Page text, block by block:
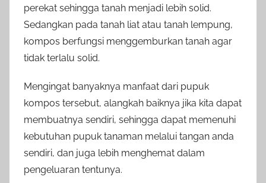
perekat sehingga tanah menjadi lebih solid.
Sedangkan pada tanah liat atau tanah lempung,
kompos berfungsi menggemburkan tanah agar
tidak terlalu solid.
Mengingat banyaknya manfaat dari pupuk
kompos tersebut, alangkah baiknya jika kita dapat
membuatnya sendiri, sehingga dapat memenuhi
kebutuhan pupuk tanaman melalui tangan anda
sendiri, dan juga lebih menghemat dalam
pengeluaran tentunya.